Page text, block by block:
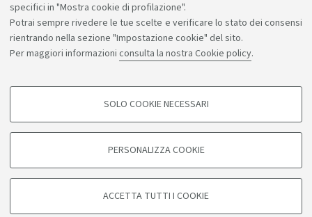
specifici in "Mostra cookie di profilazione".
Potrai sempre rivedere le tue scelte e verificare lo stato dei consensi
rientrando nella sezione "Impostazione cookie" del sito.
Per maggiori informazioni consulta la nostra Cookie policy.
COOKIE DI PROFILAZIONE - FACOLTATIVI
degli utenti, creare profili in base al loro comportamento sul sito, per analisi
di marketing.
Google/Youtube Video
SOLO COOKIE NECESSARI
PERSONALIZZA COOKIE
ACCETTA TUTTI I COOKIE
Seguici su:
CF: 80007010376
Note legali Informazioni sul sito e accessibilità
Impostazioni cookie